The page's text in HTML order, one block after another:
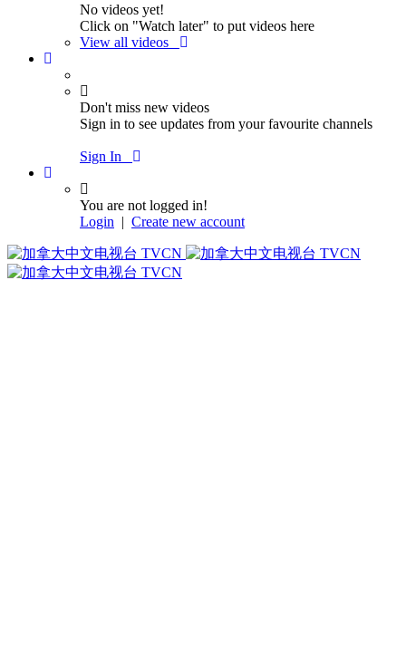
No videos yet!
Click on "Watch later" to put videos here
View all videos
Don't miss new videos
Sign in to see updates from your favourite channels
Sign In
You are not logged in!
Login | Create new account